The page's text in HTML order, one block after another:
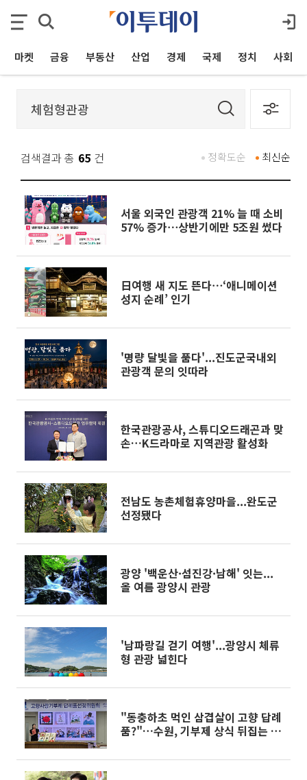
마켓 금융 부동산 산업 경제 국제 정치 사회
검색결과 총 65 건 최신순
정확도순
서울 외국인 관광객 21% 늘 때 소비
57% 증가⋯상반기에만 5조원 썼다
日여행 새 지도 뜬다⋯‘애니메이션
성지 순례’ 인기
'명량 달빛을 품다'...진도군국내외
관광객 문의 잇따라
한국관광공사, 스튜디오드래곤과 맞
손…K드라마로 지역관광 활성화
전남도 농촌체험휴양마을...완도군
선정됐다
광양 '백운산·섬진강·남해' 잇는...
올 여름 광양시 관광
'남파랑길 걷기 여행'...광양시 체류
형 관광 넓힌다
"동충하초 먹인 삼겹살이 고향 답례
품?"…수원, 기부제 상식 뒤집는 8